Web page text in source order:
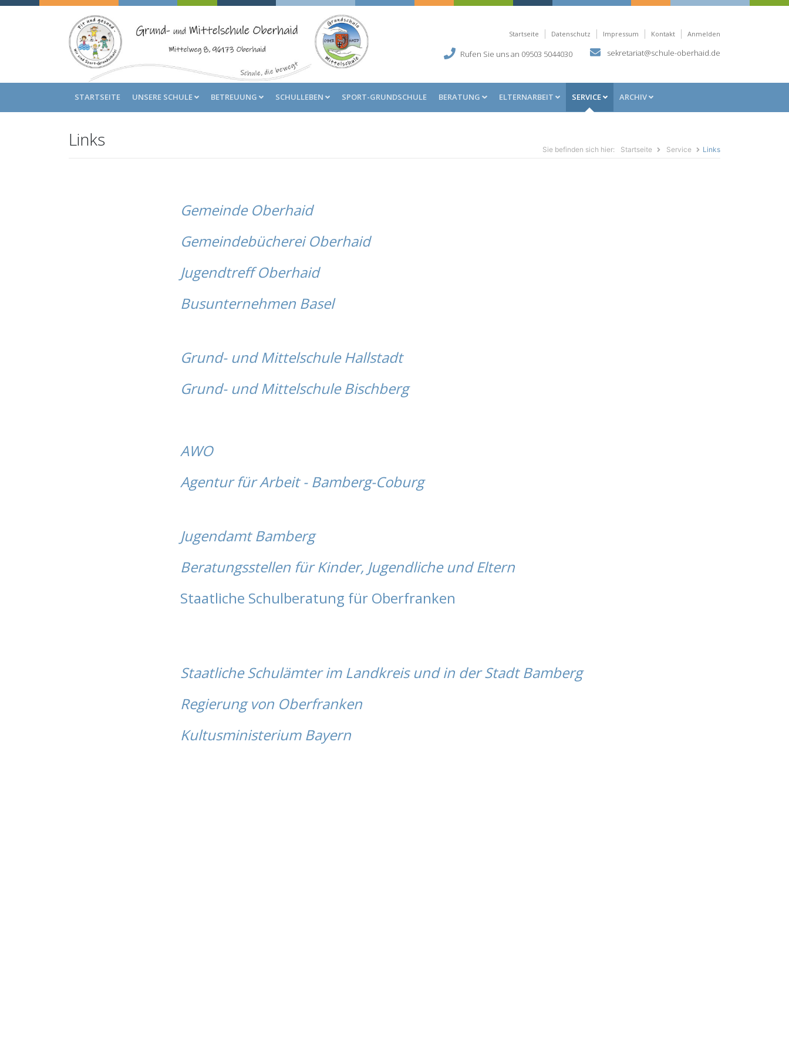
Startseite Datenschutz Impressum Kontakt Anmelden
Rufen Sie uns an 09503 5044030 sekretariat@schule-oberhaid.de
STARTSEITE UNSERE SCHULE BETREUUNG SCHULLEBEN SPORT-GRUNDSCHULE BERATUNG ELTERNARBEIT SERVICE ARCHIV
Links Sie befinden sich hier: Startseite Service Links
Gemeinde Oberhaid
Gemeindebücherei Oberhaid
Jugendtreff Oberhaid
Busunternehmen Basel
Grund- und Mittelschule Hallstadt
Grund- und Mittelschule Bischberg
AWO
Agentur für Arbeit - Bamberg-Coburg
Jugendamt Bamberg
Beratungsstellen für Kinder, Jugendliche und Eltern
Staatliche Schulberatung für Oberfranken
Staatliche Schulämter im Landkreis und in der Stadt Bamberg
Regierung von Oberfranken
Kultusministerium Bayern